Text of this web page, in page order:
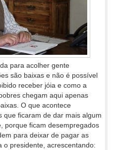
para acolher gente
são baixas e não é possível
receber jóia e como a
chegam aqui apenas
O que acontece
que ficaram de dar mais algum
porque ficam desempregados
para deixar de pagar as
o presidente, acrescentando: